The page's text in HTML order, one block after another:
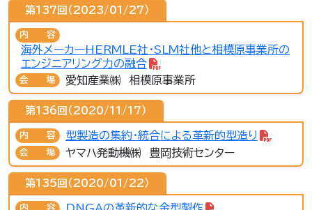
第137回（2023/01/27）
内容
海外メーカーHERMLE社・SLM社他と相模原事業所の
エンジニアリング力の融合
会場 愛知産業㈱ 相模原事業所
第136回（2020/11/17）
内容 型製造の集約・統合による革新的型造り
会場 ヤマハ発動機㈱ 豊岡技術センター
第135回（2020/01/22）
内容